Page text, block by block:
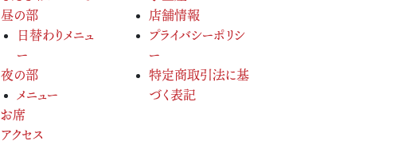
昼の部
日替わりメニュ
ー
夜の部
メニュー
お席
アクセス
店舗情報
プライバシーポリシ
ー
特定商取引法に基
づく表記